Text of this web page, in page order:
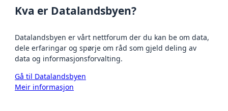
Kva er Datalandsbyen?
Datalandsbyen er vårt nettforum der du kan be om data,
dele erfaringar og spørje om råd som gjeld deling av
data og informasjonsforvalting.
Gå til Datalandsbyen
Meir informasjon